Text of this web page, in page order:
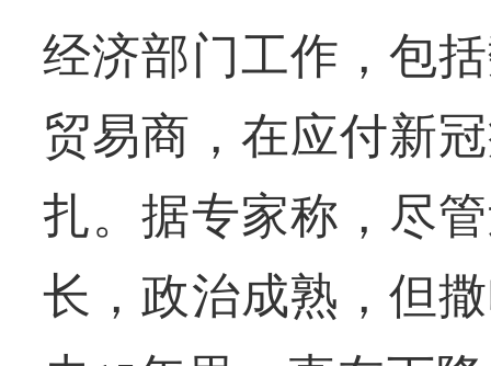
经济部门工作，包
贸易商，在应付新
扎。据专家称，尽
长，政治成熟，但